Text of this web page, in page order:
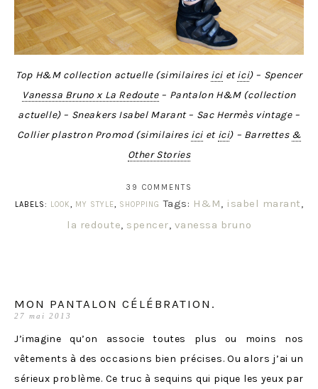
Top H&M collection actuelle (similaires ici etici) – Spencer
Vanessa Bruno x La Redoute– Pantalon H&M (collection
actuelle) – Sneakers Isabel Marant – Sac Hermès vintage –
Collier plastron Promod (similaires ici et ici) – Barrettes &
Other Stories
39 COMMENTS
LABELS: LOOK, MY STYLE, SHOPPING Tags: H&M, isabel marant,
la redoute, spencer, vanessa bruno
MON PANTALON CÉLÉBRATION.
27 mai 2013
J’imagine qu’on associe toutes plus ou moins nos
vêtements à des occasions bien précises. Ou alors j’ai un
sérieux problème. Ce truc à sequins qui pique les yeux par